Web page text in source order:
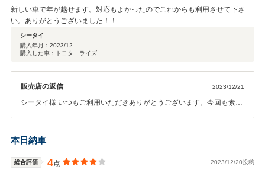
新しい車で年が越せます。対応もよかったのでこれからも利用させて下さ
い。ありがとうございました！！
シータイ
購入年月： 2023/12
購入した車：トヨタ ライズ
販売店の返信 2023/12/21
シータイ様 いつもご利用いただきありがとうございます。今回も素敵
でぜひカーライフをお楽しみください。またご不明点があればしっか
りフォローさせていただきますので末永くよろしくお願い致します。
本日納車
総合評価 4点 2023/12/20投稿